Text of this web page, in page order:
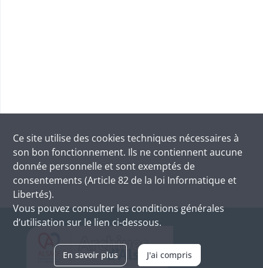
Ce site utilise des cookies techniques nécessaires à
son bon fonctionnement. Ils ne contiennent aucune
donnée personnelle et sont exemptés de
consentements (Article 82 de la loi Informatique et
Libertés).
Vous pouvez consulter les conditions générales
d’utilisation sur le lien ci-dessous.
En savoir plus J'ai compris